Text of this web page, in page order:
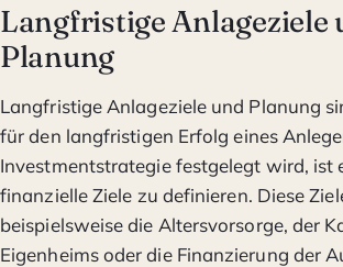
Langfristige Anlageziele
Planung
Langfristige Anlageziele und Planung
für den langfristigen Erfolg eines
Investmentstrategie festgelegt wird, ist
finanzielle Ziele zu definieren. Diese
beispielsweise die Altersvorsorge, der
Eigenheims oder die Finanzierung der